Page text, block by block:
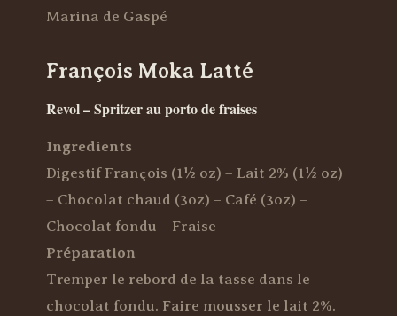
Marina de Gaspé
François Moka Latté
Revol – Spritzer au porto de fraises
Ingredients
Digestif François (1½ oz) – Lait 2% (1½ oz)
– Chocolat chaud (3oz) – Café (3oz) –
Chocolat fondu – Fraise
Préparation
Tremper le rebord de la tasse dans le
chocolat fondu. Faire mousser le lait 2%.